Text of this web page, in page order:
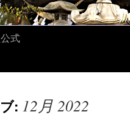
式
: 12月 2022